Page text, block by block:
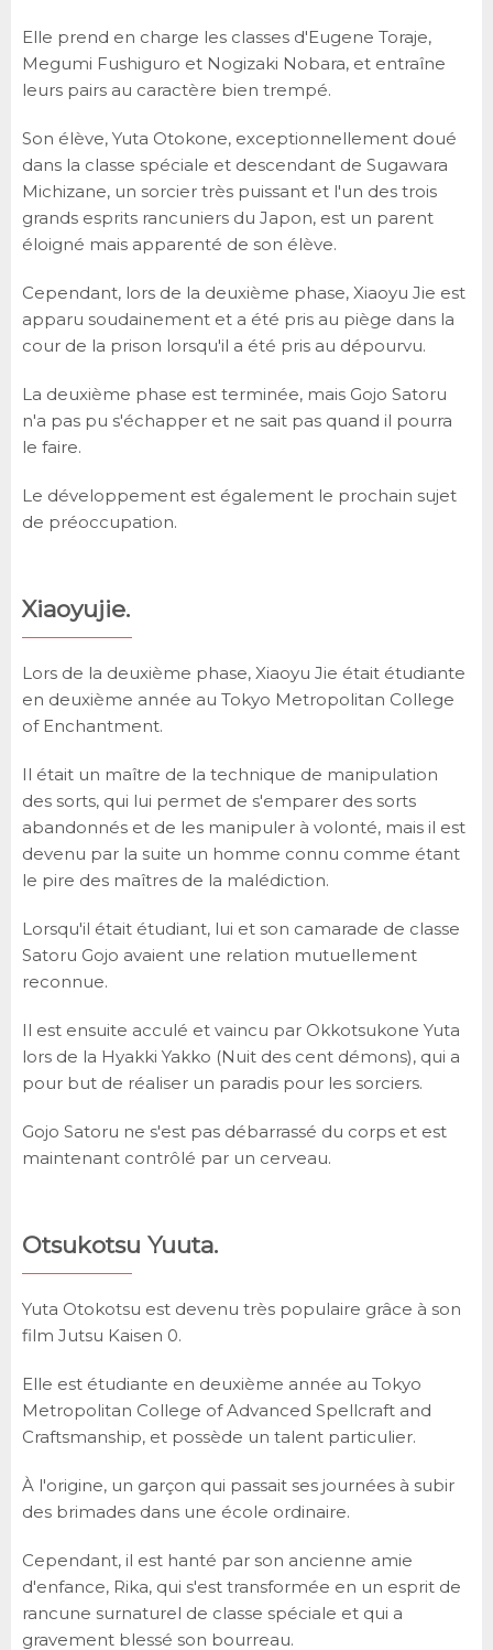
Elle prend en charge les classes d'Eugene Toraje,
Megumi Fushiguro et Nogizaki Nobara, et entraîne
leurs pairs au caractère bien trempé.
Son élève, Yuta Otokone, exceptionnellement doué
dans la classe spéciale et descendant de Sugawara
Michizane, un sorcier très puissant et l'un des trois
grands esprits rancuniers du Japon, est un parent
éloigné mais apparenté de son élève.
Cependant, lors de la deuxième phase, Xiaoyu Jie est
apparu soudainement et a été pris au piège dans la
cour de la prison lorsqu'il a été pris au dépourvu.
La deuxième phase est terminée, mais Gojo Satoru
n'a pas pu s'échapper et ne sait pas quand il pourra
le faire.
Le développement est également le prochain sujet
de préoccupation.
Xiaoyujie.
Lors de la deuxième phase, Xiaoyu Jie était étudiante
en deuxième année au Tokyo Metropolitan College
of Enchantment.
Il était un maître de la technique de manipulation
des sorts, qui lui permet de s'emparer des sorts
abandonnés et de les manipuler à volonté, mais il est
devenu par la suite un homme connu comme étant
le pire des maîtres de la malédiction.
Lorsqu'il était étudiant, lui et son camarade de classe
Satoru Gojo avaient une relation mutuellement
reconnue.
Il est ensuite acculé et vaincu par Okkotsukone Yuta
lors de la Hyakki Yakko (Nuit des cent démons), qui a
pour but de réaliser un paradis pour les sorciers.
Gojo Satoru ne s'est pas débarrassé du corps et est
maintenant contrôlé par un cerveau.
Otsukotsu Yuuta.
Yuta Otokotsu est devenu très populaire grâce à son
film Jutsu Kaisen 0.
Elle est étudiante en deuxième année au Tokyo
Metropolitan College of Advanced Spellcraft and
Craftsmanship, et possède un talent particulier.
À l'origine, un garçon qui passait ses journées à subir
des brimades dans une école ordinaire.
Cependant, il est hanté par son ancienne amie
d'enfance, Rika, qui s'est transformée en un esprit de
rancune surnaturel de classe spéciale et qui a
gravement blessé son bourreau.